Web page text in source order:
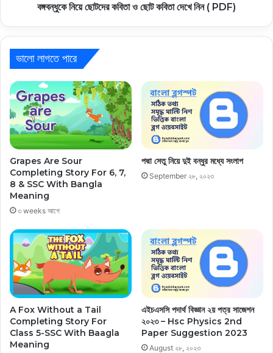
বঙ্গবন্ধুকে নিয়ে ছোটদের কবিতা ও ছোট কবিতা দেখে নিন ( PDF)
ভালো লাগতে পারে
Grapes Are Sour
Completing Story For 6, 7,
8 & SSC With Bangla
Meaning
৩ weeks আগে
পদ্মা সেতু নিয়ে দুই বন্ধুর মধ্যে সংলাপ
September ২৮, ২০২৩
A Fox Without a Tail
Completing Story For
Class 5-SSC With Baagla
Meaning
এইচএসসি পদার্থ বিজ্ঞান ২য় পত্র সাজেশন
২০২৩ – Hsc Physics 2nd
Paper Suggestion 2023
August ২৮, ২০২৩